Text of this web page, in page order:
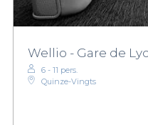
Wellio - Gare de
6 - 11 pers.
Quinze-Vingts